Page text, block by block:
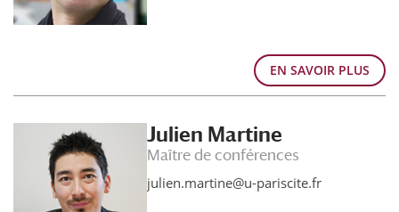
EN SAVOIR PLUS
Julien Martine
Maître de conférences
julien.martine@u-pariscite.fr